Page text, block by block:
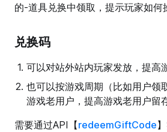
的-道具兑换中领取，提示玩家如何
兑换码
可以对站外站内玩家发放，提高
也可以按游戏周期（比如用户领
游戏老用户，提高游戏老用户留
需要通过API【redeemGiftCode